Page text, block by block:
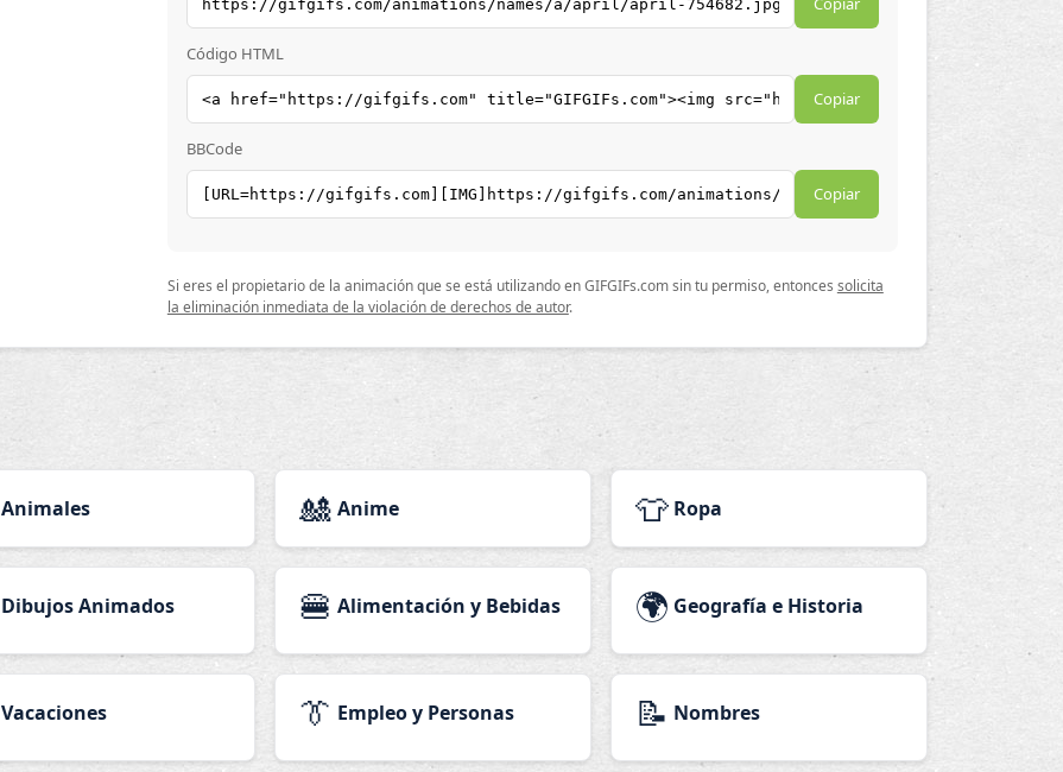
Código HTML
Copiar
BBCode
Copiar
Si eres el propietario de la animación que se está utilizando en GIFGIFs.com sin tu permiso, entonces solicita
la eliminación inmediata de la violación de derechos de autor.
Animales 🎎 Anime 👕 Ropa
Dibujos Animados 🍔 Alimentación y Bebidas 🌍 Geografía e Historia
Vacaciones 👔 Empleo y Personas 📝 Nombres